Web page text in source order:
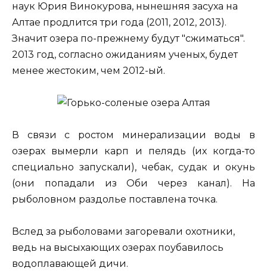
наук Юрия Винокурова, нынешняя засуха на
Алтае продлится три года (2011, 2012, 2013).
Значит озера по-прежнему будут "сжиматься".
2013 год, согласно ожиданиям ученых, будет
менее жестоким, чем 2012-ый.
В связи с ростом минерализации воды в
озерах вымерли карп и пелядь (их когда-то
специально запускали), чебак, судак и окунь
(они попадали из Оби через канал). На
рыболовном раздолье поставлена точка.
Вслед за рыболовами загоревали охотники,
ведь на высыхающих озерах поубавилось
водоплавающей дичи.